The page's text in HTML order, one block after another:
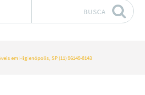
BUSCA
em Higienópolis, SP (11) 96149-8143